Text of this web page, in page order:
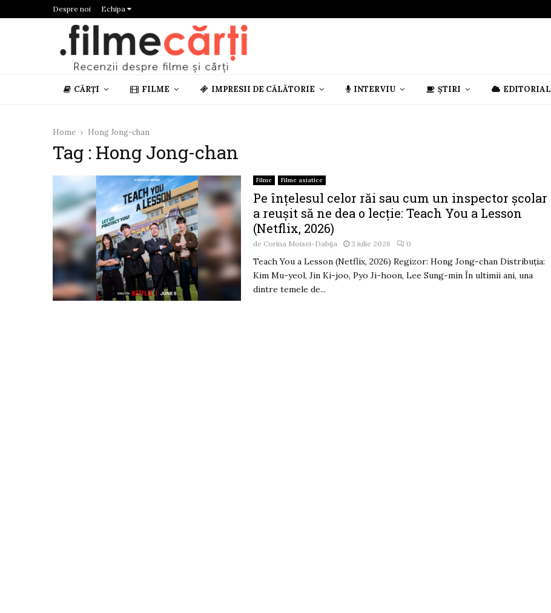
Despre noi Echipa
CĂRȚI FILME IMPRESII DE CĂLĂTORIE INTERVIU ȘTIRI EDITORIAL
Home Hong Jong-chan
Tag : Hong Jong-chan
Filme Filme asiatice
Pe înțelesul celor răi sau cum un inspector școlar
a reușit să ne dea o lecție: Teach You a Lesson
(Netflix, 2026)
de Corina Moisei-Dabija 3 iulie 2026 0
Teach You a Lesson (Netflix, 2026) Regizor: Hong Jong-chan Distribuția:
Kim Mu-yeol, Jin Ki-joo, Pyo Ji-hoon, Lee Sung-min În ultimii ani, una
dintre temele de...